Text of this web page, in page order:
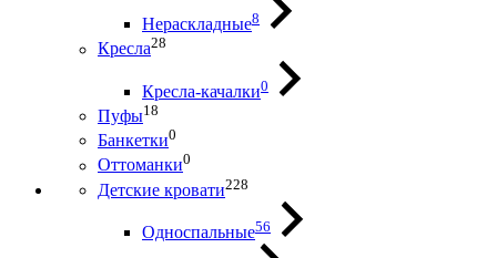
Нераскладные8
Кресла28
Кресла-качалки0
Пуфы18
Банкетки0
Оттоманки0
Детские кровати228
Односпальные56